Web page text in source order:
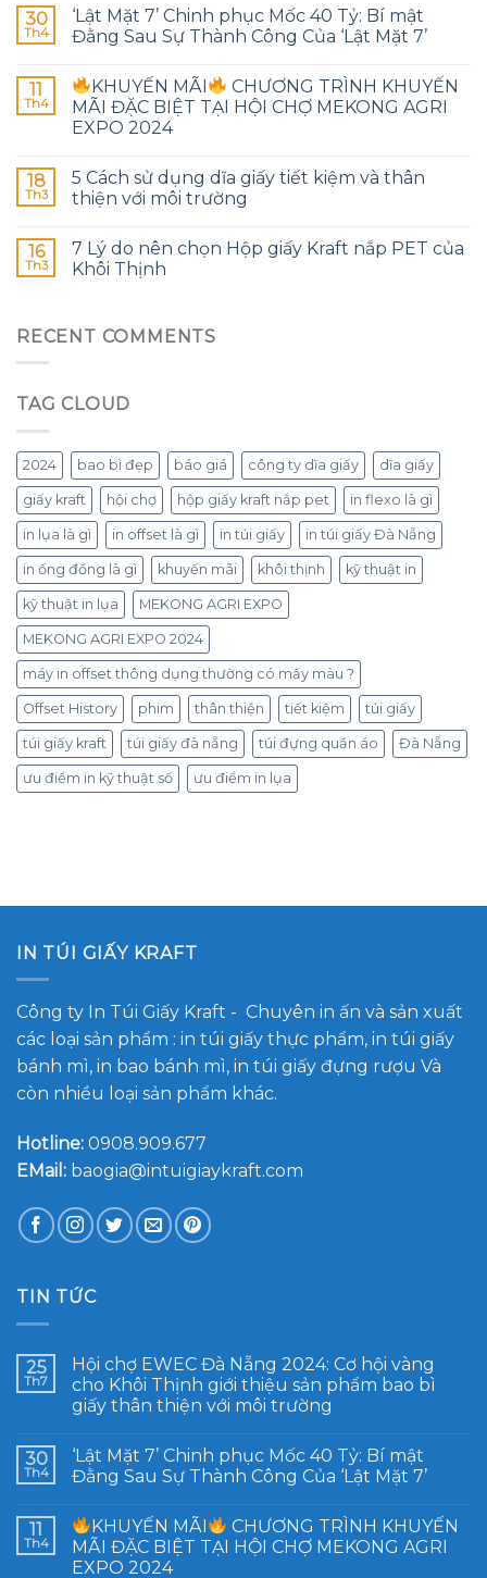
30
Th4
‘Lật Mặt 7’ Chinh phục Mốc 40 Tỷ: Bí mật
Đằng Sau Sự Thành Công Của ‘Lật Mặt 7’
11
Th4
KHUYẾN MÃI
CHƯƠNG TRÌNH KHUYẾN
MÃI ĐẶC BIỆT TẠI HỘI CHỢ MEKONG AGRI
EXPO 2024
18
Th3
5 Cách sử dụng dĩa giấy tiết kiệm và thân
thiện với môi trường
16
Th3
7 Lý do nên chọn Hộp giấy Kraft nắp PET của
Khôi Thịnh
RECENT COMMENTS
TAG CLOUD
2024 bao bì đẹp báo giá công ty dĩa giấy dĩa giấy
giấy kraft hội chợ hộp giấy kraft nắp pet in flexo là gì
in lụa là gì in offset là gì in túi giấy in túi giấy Đà Nẵng
in ống đồng là gì khuyến mãi khôi thịnh kỹ thuật in
kỹ thuật in lụa MEKONG AGRI EXPO
MEKONG AGRI EXPO 2024
máy in offset thông dụng thường có mấy màu ?
Offset History phim thân thiện tiết kiệm túi giấy
túi giấy kraft túi giấy đà nẵng túi đựng quần áo Đà Nẵng
ưu điểm in kỹ thuật số ưu điểm in lụa
IN TÚI GIẤY KRAFT
Công ty In Túi Giấy Kraft - Chuyên in ấn và sản xuất
các loại sản phẩm : in túi giấy thực phẩm, in túi giấy
bánh mì, in bao bánh mì, in túi giấy đựng rượu Và
còn nhiều loại sản phẩm khác.
Hotline: 0908.909.677
EMail: baogia@intuigiaykraft.com
TIN TỨC
25
Th7
Hội chợ EWEC Đà Nẵng 2024: Cơ hội vàng
cho Khôi Thịnh giới thiệu sản phẩm bao bì
giấy thân thiện với môi trường
30
Th4
‘Lật Mặt 7’ Chinh phục Mốc 40 Tỷ: Bí mật
Đằng Sau Sự Thành Công Của ‘Lật Mặt 7’
11
Th4
KHUYẾN MÃI
CHƯƠNG TRÌNH KHUYẾN
MÃI ĐẶC BIỆT TẠI HỘI CHỢ MEKONG AGRI
EXPO 2024